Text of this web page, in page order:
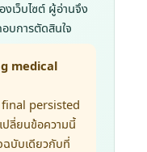
เว็บไซต์ ผู้อ่านจึง
บการตัดสินใจ
medical
final persisted
ลี่ยนข้อความนี้
ฉบับเดียวกับที่